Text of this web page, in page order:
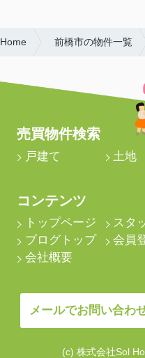
前橋市の物件一覧
売買物件検索
戸建て 土地
コンテンツ
トップページ スタ
ブログトップ
会員
会社概要
メールでお問い合わ
(c) 株式会社Sol